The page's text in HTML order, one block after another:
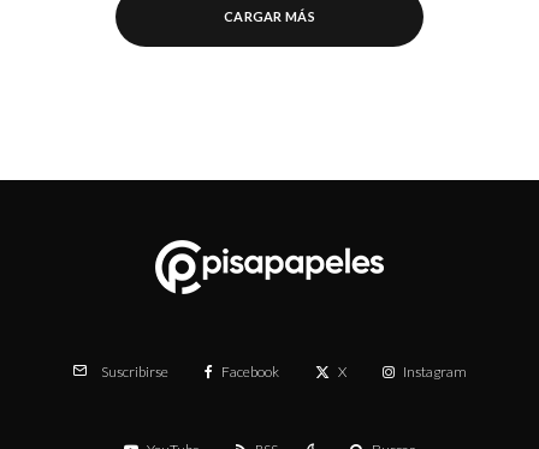
CARGAR MÁS
Suscribirse Facebook X Instagram